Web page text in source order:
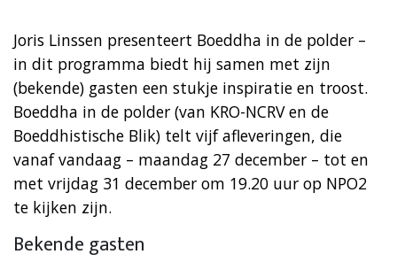
Joris Linssen presenteert Boeddha in de polder –
in dit programma biedt hij samen met zijn
(bekende) gasten een stukje inspiratie en troost.
Boeddha in de polder (van KRO-NCRV en de
Boeddhistische Blik) telt vijf afleveringen, die
vanaf vandaag – maandag 27 december – tot en
met vrijdag 31 december om 19.20 uur op NPO2
te kijken zijn.
Bekende gasten